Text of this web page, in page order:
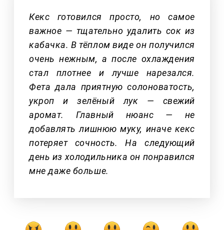
Кекс готовился просто, но самое
важное — тщательно удалить сок из
кабачка. В тёплом виде он получился
очень нежным, а после охлаждения
стал плотнее и лучше нарезался.
Фета дала приятную солоноватость,
укроп и зелёный лук — свежий
аромат. Главный нюанс — не
добавлять лишнюю муку, иначе кекс
потеряет сочность. На следующий
день из холодильника он понравился
мне даже больше.